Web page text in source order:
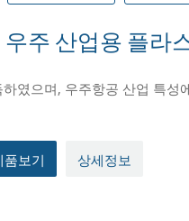
우주 산업용 플라
였으며, 우주항공 산업 특
품보기 상세정보